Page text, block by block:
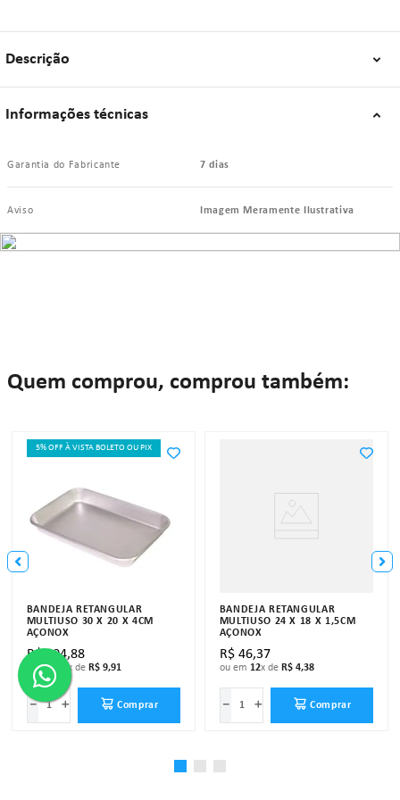
Estética: Acabamento polido que confere um aspecto profissional e
elegante;
Peso: Leve, facilitando o transporte e manuseio frequente;
Estabilidade: Base plana que garante estabilidade ao posicionar itens
"Se algum dos itens acima estiver danificado ou faltando, por favor nos
contate."
Descrição
Informações técnicas
Garantia do Fabricante 7 dias
Aviso Imagem Meramente Ilustrativa
Quem comprou, comprou também:
5% OFF À VISTA BOLETO OU PIX
BANDEJA RETANGULAR
MULTIUSO 30 X 20 X 4CM
AÇONOX
R$ 104,88
ou em x de R$ 9,91
＋
－ Comprar
BANDEJA RETANGULAR
MULTIUSO 24 X 18 X 1,5CM
AÇONOX
R$ 46,37
ou em 12x de R$ 4,38
＋
－ Comprar